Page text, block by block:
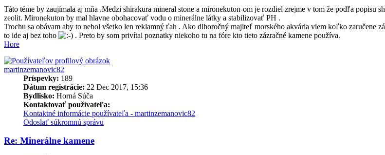
Táto téme by zaujímala aj mňa .Medzi shirakura mineral stone a mironekuton-om je rozdiel zrejme v tom že podľa
zeolit. Mironekuton by mal hlavne obohacovať vodu o minerálne látky a stabilizovať PH .
Trochu sa obávam aby to nebol všetko len reklamný ťah . Ako dlhoročný majiteľ morského akvária viem koľko zaručene
to ide aj bez toho
. Preto by som privítal poznatky niekoho tu na fóre kto tieto zázračné kamene používa.
Hore
martinzemanovic82
Príspevky: 189
Dátum registrácie: 22 Dec 2017, 15:36
Bydlisko: Horná Súča
Kontaktovať používateľa:
Kontaktné informácie používateľa - martinzemanovic82
Odoslať súkromnú správu
Re: Minerálne kamene